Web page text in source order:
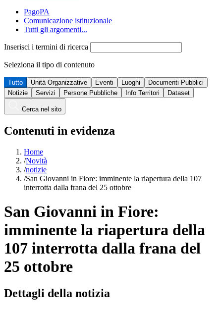
PagoPA
Comunicazione istituzionale
Tutti gli argomenti...
Inserisci i termini di ricerca
Seleziona il tipo di contenuto
Tutto Unità Organizzative Eventi Luoghi
Documenti Pubblici
Notizie
Servizi Persone Pubbliche Info Territori Dataset
Cerca nel sito
Contenuti in evidenza
Home
/Novità
/notizie
/San Giovanni in Fiore: imminente la riapertura della 107
interrotta dalla frana del 25 ottobre
San Giovanni in Fiore:
imminente la riapertura della
107 interrotta dalla frana del
25 ottobre
Dettagli della notizia